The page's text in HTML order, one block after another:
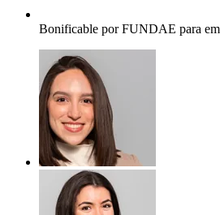
Bonificable por FUNDAE para